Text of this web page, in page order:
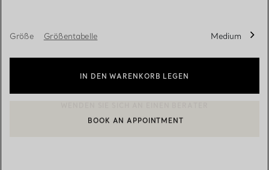
Größe Größentabelle Medium
IN DEN WARENKORB LEGEN
EINEN KUNDENBERATER KONTAKTIEREN ODER EINEN
BOOK AN APPOINTMENT